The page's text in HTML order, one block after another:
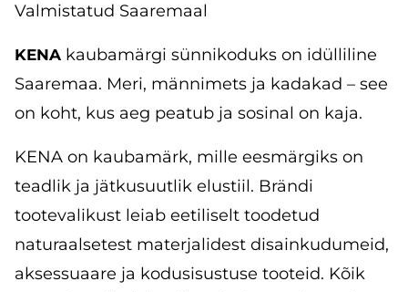
Valmistatud Saaremaal
KENA kaubamärgi sünnikoduks on idülliline
Saaremaa. Meri, männimets ja kadakad – see
on koht, kus aeg peatub ja sosinal on kaja.
KENA on kaubamärk, mille eesmärgiks on
teadlik ja jätkusuutlik elustiil. Brändi
tootevalikust leiab eetiliselt toodetud
naturaalsetest materjalidest disainkudumeid,
aksessuaare ja kodusisustuse tooteid. Kõik